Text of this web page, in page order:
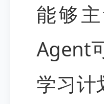
能够
Agent
学习计